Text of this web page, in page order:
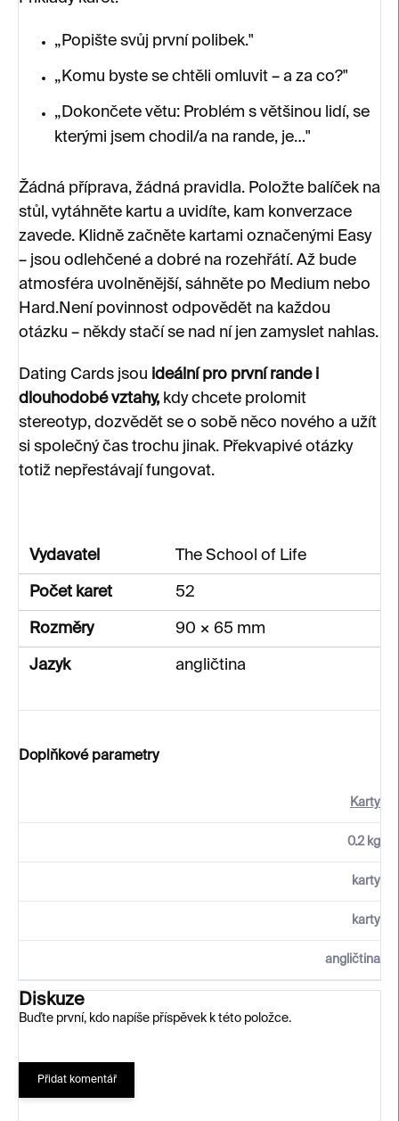
„Popište svůj první polibek."
„Komu byste se chtěli omluvit – a za co?"
„Dokončete větu: Problém s většinou lidí, se
kterými jsem chodil/a na rande, je…"
Žádná příprava, žádná pravidla. Položte balíček na
stůl, vytáhněte kartu a uvidíte, kam konverzace
zavede. Klidně začněte kartami označenými Easy
– jsou odlehčené a dobré na rozehřátí. Až bude
atmosféra uvolněnější, sáhněte po Medium nebo
Hard.Není povinnost odpovědět na každou
otázku – někdy stačí se nad ní jen zamyslet nahlas.
Dating Cards jsou ideální pro první rande i
dlouhodobé vztahy, kdy chcete prolomit
stereotyp, dozvědět se o sobě něco nového a užít
si společný čas trochu jinak. Překvapivé otázky
totiž nepřestávají fungovat.
Vydavatel The School of Life
Počet karet 52
Rozměry 90 × 65 mm
Jazyk angličtina
Doplňkové parametry
Karty
0.2 kg
karty
karty
angličtina
Diskuze
Buďte první, kdo napíše příspěvek k této položce.
Přidat komentář